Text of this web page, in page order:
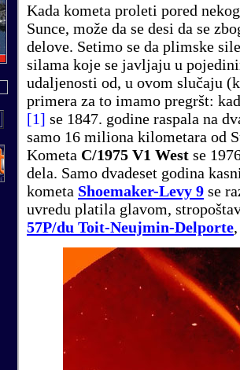
Kada kometa proleti pored
Sunce, može da se desi da se
delove. Setimo se da plimske
silama koje se javljaju u
udaljenosti od, u ovom slučaju
primera za to imamo pregršt:
[1] se 1847. godine raspala na
samo 16 miliona kilometara od
Kometa C/1975 V1 West se
dela. Samo dvadeset godina
kometa Shoemaker-Levy 9 se
uvredu platila glavom,
57P/du Toit-Neujmin-Delporte